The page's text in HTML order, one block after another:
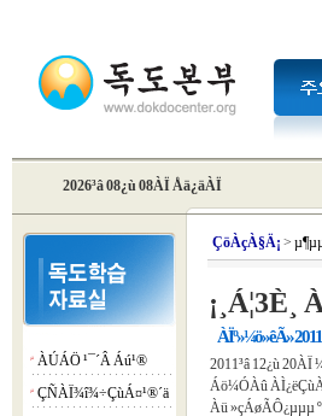
2026³â 08¿ù 08ÀÏ Åä¿äÀÏ
¡á ÀÚÁÖ ¹¯´Â Áú¹®
¡á ÇÑÀÏ¾î¾÷ÇùÁ¤¹®´ä
ÇöÀçÀ§Ä¡ >
ÀÏº»¼ö»êÃ»
2011³â 12¿ù
Áö¼ÓÀû
Àü »çÁøÃÔ¿µµµ